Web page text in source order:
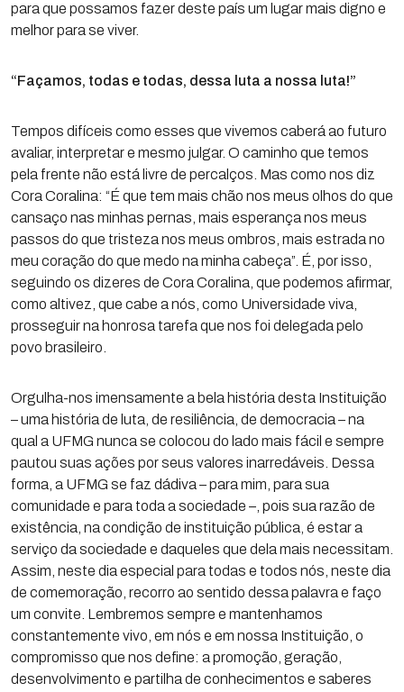
para que possamos fazer deste país um lugar mais digno e
melhor para se viver.
“Façamos, todas e todas, dessa luta a nossa luta!”
Tempos difíceis como esses que vivemos caberá ao futuro
avaliar, interpretar e mesmo julgar. O caminho que temos
pela frente não está livre de percalços. Mas como nos diz
Cora Coralina: “É que tem mais chão nos meus olhos do que
cansaço nas minhas pernas, mais esperança nos meus
passos do que tristeza nos meus ombros, mais estrada no
meu coração do que medo na minha cabeça”. É, por isso,
seguindo os dizeres de Cora Coralina, que podemos afirmar,
como altivez, que cabe a nós, como Universidade viva,
prosseguir na honrosa tarefa que nos foi delegada pelo
povo brasileiro.
Orgulha-nos imensamente a bela história desta Instituição
– uma história de luta, de resiliência, de democracia – na
qual a UFMG nunca se colocou do lado mais fácil e sempre
pautou suas ações por seus valores inarredáveis. Dessa
forma, a UFMG se faz dádiva – para mim, para sua
comunidade e para toda a sociedade –, pois sua razão de
existência, na condição de instituição pública, é estar a
serviço da sociedade e daqueles que dela mais necessitam.
Assim, neste dia especial para todas e todos nós, neste dia
de comemoração, recorro ao sentido dessa palavra e faço
um convite. Lembremos sempre e mantenhamos
constantemente vivo, em nós e em nossa Instituição, o
compromisso que nos define: a promoção, geração,
desenvolvimento e partilha de conhecimentos e saberes